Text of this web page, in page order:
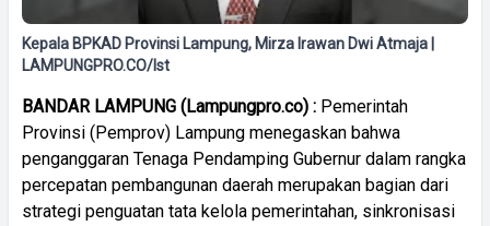
Kepala BPKAD Provinsi Lampung, Mirza Irawan Dwi Atmaja |
LAMPUNGPRO.CO/Ist
BANDAR LAMPUNG (Lampungpro.co) : Pemerintah
Provinsi (Pemprov) Lampung menegaskan bahwa
penganggaran Tenaga Pendamping Gubernur dalam rangka
percepatan pembangunan daerah merupakan bagian dari
strategi penguatan tata kelola pemerintahan, sinkronisasi